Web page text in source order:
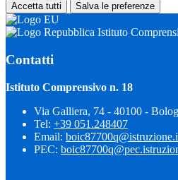
Accetta tutti Salva le preferenze
Istituto
Contatti
Istituto Comprensivo n. 18
Via Galliera, 74 - 40100 -
Tel: +39 051.248407
Email:
PEC: